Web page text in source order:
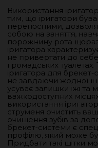
Використання
тим, що іригатори
переносними,
собою на заняття,
порожнину рота
іригатора
не привертати до
громадських
іригатора для брекет-
не завдаючи жодної
усуває залишки їжі та
важкодоступних
використання
струменя очистить
очищення зубів за
брекет-системи є
профілю, який може
Придбати такі щітки